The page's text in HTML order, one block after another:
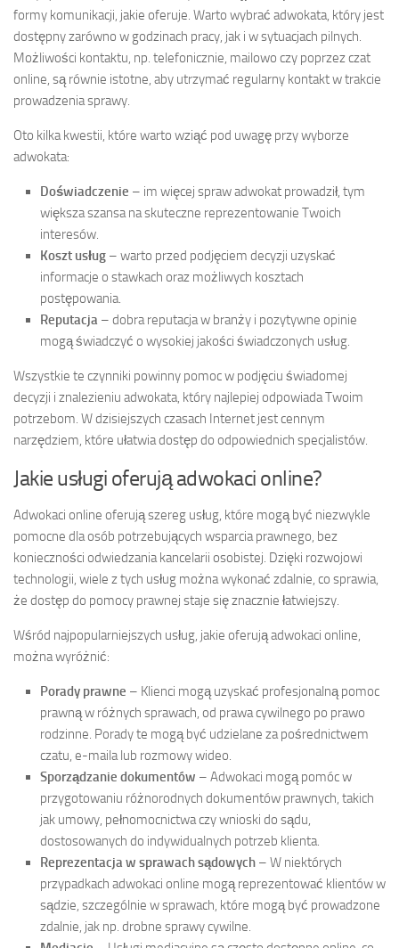
formy komunikacji, jakie oferuje. Warto wybrać adwokata, który jest
dostępny zarówno w godzinach pracy, jak i w sytuacjach pilnych.
Możliwości kontaktu, np. telefonicznie, mailowo czy poprzez czat
online, są równie istotne, aby utrzymać regularny kontakt w trakcie
prowadzenia sprawy.
Oto kilka kwestii, które warto wziąć pod uwagę przy wyborze
adwokata:
Doświadczenie – im więcej spraw adwokat prowadził, tym
większa szansa na skuteczne reprezentowanie Twoich
interesów.
Koszt usług – warto przed podjęciem decyzji uzyskać
informacje o stawkach oraz możliwych kosztach
postępowania.
Reputacja – dobra reputacja w branży i pozytywne opinie
mogą świadczyć o wysokiej jakości świadczonych usług.
Wszystkie te czynniki powinny pomoc w podjęciu świadomej
decyzji i znalezieniu adwokata, który najlepiej odpowiada Twoim
potrzebom. W dzisiejszych czasach Internet jest cennym
narzędziem, które ułatwia dostęp do odpowiednich specjalistów.
Jakie usługi oferują adwokaci online?
Adwokaci online oferują szereg usług, które mogą być niezwykle
pomocne dla osób potrzebujących wsparcia prawnego, bez
konieczności odwiedzania kancelarii osobistej. Dzięki rozwojowi
technologii, wiele z tych usług można wykonać zdalnie, co sprawia,
że dostęp do pomocy prawnej staje się znacznie łatwiejszy.
Wśród najpopularniejszych usług, jakie oferują adwokaci online,
można wyróżnić:
Porady prawne – Klienci mogą uzyskać profesjonalną pomoc
prawną w różnych sprawach, od prawa cywilnego po prawo
rodzinne. Porady te mogą być udzielane za pośrednictwem
czatu, e-maila lub rozmowy wideo.
Sporządzanie dokumentów – Adwokaci mogą pomóc w
przygotowaniu różnorodnych dokumentów prawnych, takich
jak umowy, pełnomocnictwa czy wnioski do sądu,
dostosowanych do indywidualnych potrzeb klienta.
Reprezentacja w sprawach sądowych – W niektórych
przypadkach adwokaci online mogą reprezentować klientów w
sądzie, szczególnie w sprawach, które mogą być prowadzone
zdalnie, jak np. drobne sprawy cywilne.